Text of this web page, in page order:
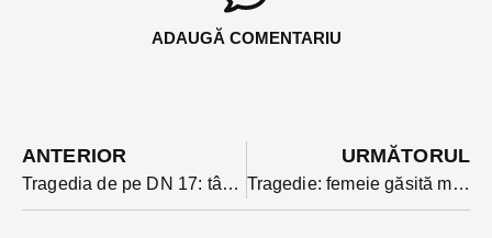
ADAUGĂ COMENTARIU
ANTERIOR
Tragedia de pe DN 17: tânăra șoferiță ucisă de bolidul care a lovit frontal n-a avut nicio șansă. Un alt tânăr de 22 de ani a murit, iar soferul se zbate între viața și moarte
URMĂTORUL
Tragedie: femeie găsită moartă pe calea ferată, în Lunca Ilvei